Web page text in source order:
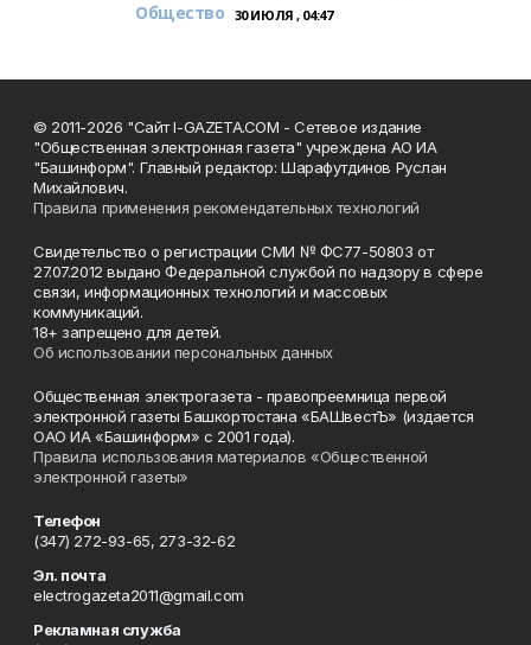
Общество 30 ИЮЛЯ , 04:47
© 2011-2026 "Сайт I-GAZETA.COM - Сетевое издание
"Общественная электронная газета" учреждена АО ИА
"Башинформ". Главный редактор: Шарафутдинов Руслан
Михайлович.
Правила применения рекомендательных технологий
Свидетельство о регистрации СМИ № ФС77-50803 от
27.07.2012 выдано Федеральной службой по надзору в сфере
связи, информационных технологий и массовых
коммуникаций.
18+ запрещено для детей.
Об использовании персональных данных
Общественная электрогазета - правопреемница первой
электронной газеты Башкортостана «БАШвестЪ» (издается
ОАО ИА «Башинформ» с 2001 года).
Правила использования материалов «Общественной
электронной газеты»
Телефон
(347) 272-93-65, 273-32-62
Эл. почта
electrogazeta2011@gmail.com
Рекламная служба